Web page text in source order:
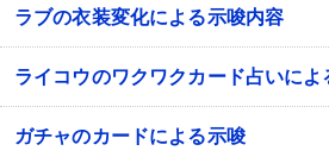
ラブの衣装変化による示唆内容
ライコウのワクワクカード占いによ
ガチャのカードによる示唆